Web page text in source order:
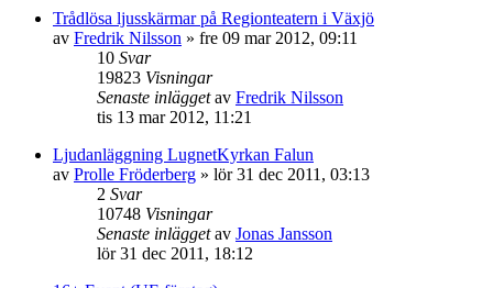
Trådlösa ljusskärmar på Regionteatern i Växjö
av Fredrik Nilsson » fre 09 mar 2012, 09:11
10 Svar
19823 Visningar
Senaste inläggetav Fredrik Nilsson
tis 13 mar 2012, 11:21
Ljudanläggning LugnetKyrkan Falun
av Prolle Fröderberg » lör 31 dec 2011, 03:13
2 Svar
10748 Visningar
Senaste inläggetav Jonas Jansson
lör 31 dec 2011, 18:12